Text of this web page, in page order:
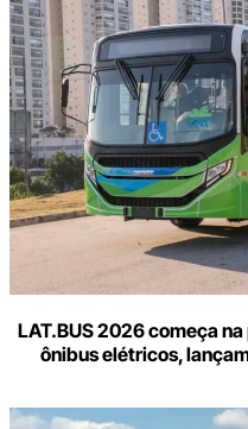
LAT.BUS 2026 começa
ônibus elétricos,